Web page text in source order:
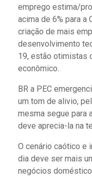
emprego estima/
acima de 6% para a
criação de mais
desenvolvimento
19, estão otimistas
econômico.
BR a PEC
um tom de alivio,
mesma segue para
deve aprecia-la na
O cenário caótico e
dia deve ser mais
negócios